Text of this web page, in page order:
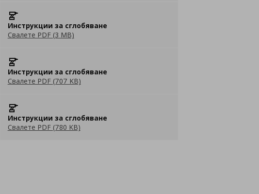
Инструкции за сглобяване
Свалете PDF (3 MB)
Инструкции за сглобяване
Свалете PDF (707 KB)
Инструкции за сглобяване
Свалете PDF (780 KB)